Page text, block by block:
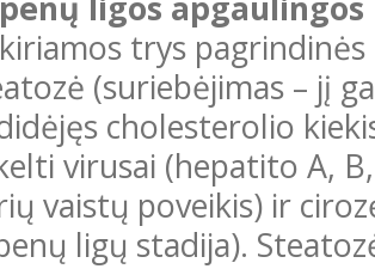
trys
(suriebėjimas – jį
cholesterolio
virusai (hepatito A,
vaistų poveikis) ir
ligų stadija).